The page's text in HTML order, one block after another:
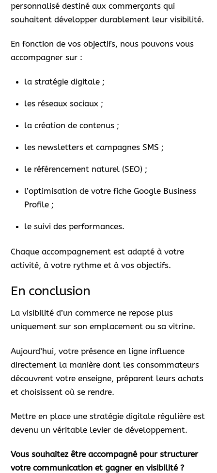
personnalisé destiné aux commerçants qui
souhaitent développer durablement leur visibilité.
En fonction de vos objectifs, nous pouvons vous
accompagner sur :
la stratégie digitale ;
les réseaux sociaux ;
la création de contenus ;
les newsletters et campagnes SMS ;
le référencement naturel (SEO) ;
l’optimisation de votre fiche Google Business
Profile ;
le suivi des performances.
Chaque accompagnement est adapté à votre
activité, à votre rythme et à vos objectifs.
En conclusion
La visibilité d’un commerce ne repose plus
uniquement sur son emplacement ou sa vitrine.
Aujourd’hui, votre présence en ligne influence
directement la manière dont les consommateurs
découvrent votre enseigne, préparent leurs achats
et choisissent où se rendre.
Mettre en place une stratégie digitale régulière est
devenu un véritable levier de développement.
Vous souhaitez être accompagné pour structurer
votre communication et gagner en visibilité ?